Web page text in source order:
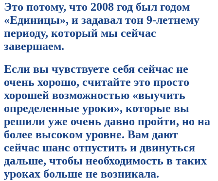
Это потому, что 2008 год был годом
«Единицы», и задавал тон 9-летнему
периоду, который мы сейчас
завершаем.
Если вы чувствуете себя сейчас не
очень хорошо, считайте это просто
хорошей возможностью «выучить
определенные уроки», которые вы
решили уже очень давно пройти, но на
более высоком уровне. Вам дают
сейчас шанс отпустить и двинуться
дальше, чтобы необходимость в таких
уроках больше не возникала.